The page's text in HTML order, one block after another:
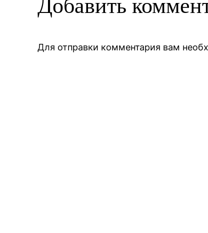
Добавить
Для отправки комментария вам